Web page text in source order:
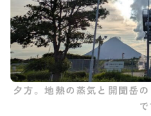
夕方。地熱の蒸気と開聞岳
で